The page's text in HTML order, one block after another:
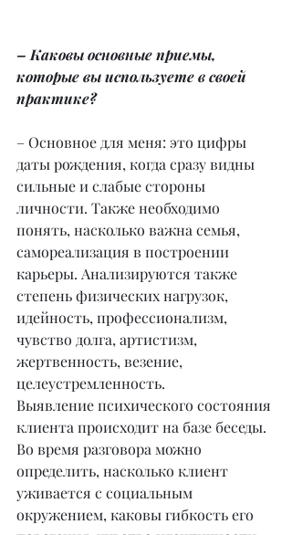
– Каковы основные приемы,
которые вы используете в своей
практике?
– Основное для меня: это цифры
даты рождения, когда сразу видны
сильные и слабые стороны
личности. Также необходимо
понять, насколько важна семья,
самореализация в построении
карьеры. Анализируются также
степень физических нагрузок,
идейность, профессионализм,
чувство долга, артистизм,
жертвенность, везение,
целеустремленность.
Выявление психического состояния
клиента происходит на базе беседы.
Во время разговора можно
определить, насколько клиент
уживается с социальным
окружением, каковы гибкость его